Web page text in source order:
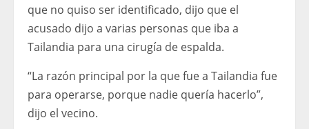
que no quiso ser identificado, dijo que el
acusado dijo a varias personas que iba a
Tailandia para una cirugía de espalda.
“La razón principal por la que fue a Tailandia fue
para operarse, porque nadie quería hacerlo”,
dijo el vecino.